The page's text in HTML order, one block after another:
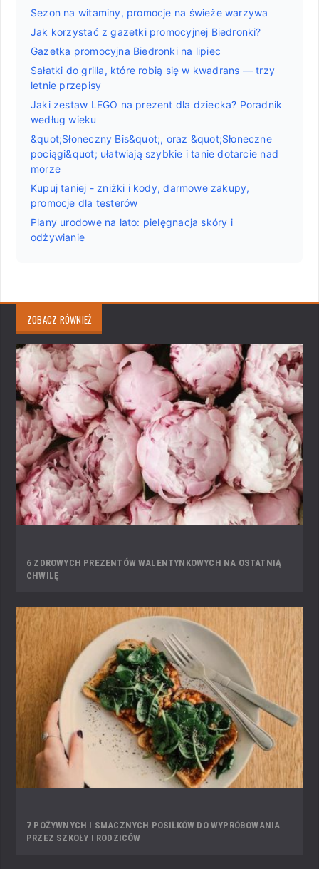
Sezon na witaminy, promocje na świeże warzywa
Jak korzystać z gazetki promocyjnej Biedronki?
Gazetka promocyjna Biedronki na lipiec
Sałatki do grilla, które robią się w kwadrans — trzy
letnie przepisy
Jaki zestaw LEGO na prezent dla dziecka? Poradnik
według wieku
&quot;Słoneczny Bis&quot;, oraz &quot;Słoneczne
pociągi&quot; ułatwiają szybkie i tanie dotarcie nad
morze
Kupuj taniej - zniżki i kody, darmowe zakupy,
promocje dla testerów
Plany urodowe na lato: pielęgnacja skóry i
odżywianie
ZOBACZ RÓWNIEŻ
6 ZDROWYCH PREZENTÓW WALENTYNKOWYCH NA OSTATNIĄ
CHWILĘ
7 POŻYWNYCH I SMACZNYCH POSIŁKÓW DO WYPRÓBOWANIA
PRZEZ SZKOŁY I RODZICÓW